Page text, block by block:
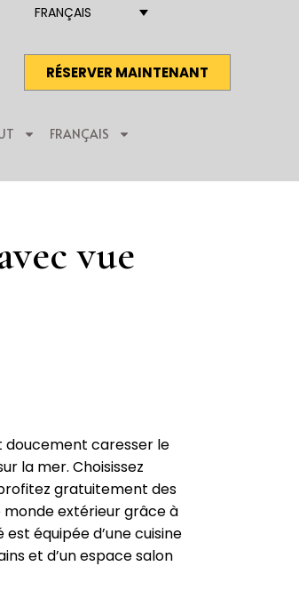
FRANÇAIS
RÉSERVER MAINTENANT
FRANÇAIS
vue
doucement caresser le
la mer. Choisissez
gratuitement des
monde extérieur grâce à
équipée d’une cuisine
et d’un espace salon